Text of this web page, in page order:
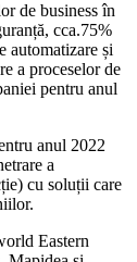
de business în
cca.75%
automatizare și
a proceselor de
pentru anul
anul 2022
a
cu soluții care
Eastern